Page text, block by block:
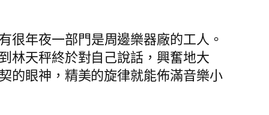
很年夜一部門是周邊樂器廠的工人。
林天秤終於對自己說話，興奮地大
的眼神，精美的旋律就能佈滿音樂小